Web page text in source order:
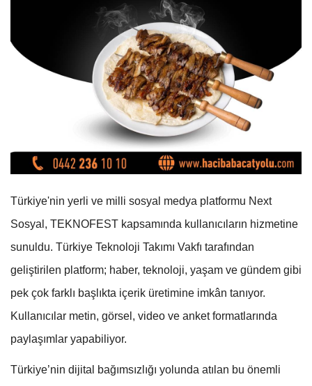
Türkiye'nin yerli ve milli sosyal medya platformu Next
Sosyal, TEKNOFEST kapsamında kullanıcıların hizmetine
sunuldu. Türkiye Teknoloji Takımı Vakfı tarafından
geliştirilen platform; haber, teknoloji, yaşam ve gündem gibi
pek çok farklı başlıkta içerik üretimine imkân tanıyor.
Kullanıcılar metin, görsel, video ve anket formatlarında
paylaşımlar yapabiliyor.
Türkiye’nin dijital bağımsızlığı yolunda atılan bu önemli